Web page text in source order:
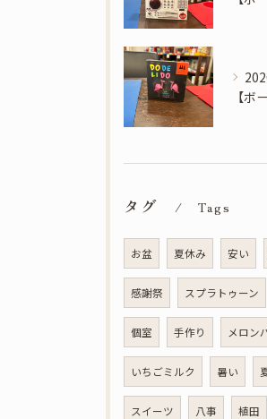
タグ Tags
お盆 夏休み 安い
感謝祭 スプラトゥーン
個室 手作り メロン
いちごミルク 暑い
スイーツ 八事 植田